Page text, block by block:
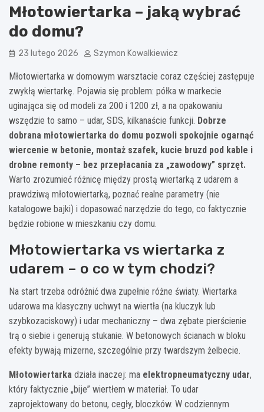
Młotowiertarka – jaką wybrać
do domu?
23 lutego 2026 Szymon Kowalkiewicz
Młotowiertarka w domowym warsztacie coraz częściej zastępuje
zwykłą wiertarkę. Pojawia się problem: półka w markecie
uginająca się od modeli za 200 i 1200 zł, a na opakowaniu
wszędzie to samo – udar, SDS, kilkanaście funkcji. Dobrze
dobrana młotowiertarka do domu pozwoli spokojnie ogarnąć
wiercenie w betonie, montaż szafek, kucie bruzd pod kable i
drobne remonty – bez przepłacania za „zawodowy” sprzęt.
Warto zrozumieć różnicę między prostą wiertarką z udarem a
prawdziwą młotowiertarką, poznać realne parametry (nie
katalogowe bajki) i dopasować narzędzie do tego, co faktycznie
będzie robione w mieszkaniu czy domu.
Młotowiertarka vs wiertarka z
udarem – o co w tym chodzi?
Na start trzeba odróżnić dwa zupełnie różne światy. Wiertarka
udarowa ma klasyczny uchwyt na wiertła (na kluczyk lub
szybkozaciskowy) i udar mechaniczny – dwa zębate pierścienie
trą o siebie i generują stukanie. W betonowych ścianach w bloku
efekty bywają mizerne, szczególnie przy twardszym żelbecie.
Młotowiertarka działa inaczej: ma elektropneumatyczny udar,
który faktycznie „bije” wiertłem w materiał. To udar
zaprojektowany do betonu, cegły, bloczków. W codziennym